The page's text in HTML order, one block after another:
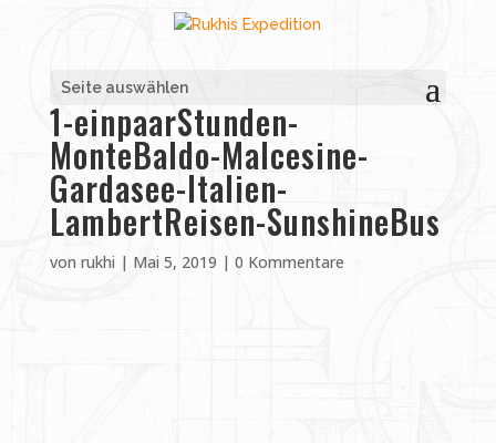
Seite auswählen
1-einpaarStunden-
MonteBaldo-Malcesine-
Gardasee-Italien-
LambertReisen-SunshineBus
von rukhi | Mai 5, 2019 | 0 Kommentare